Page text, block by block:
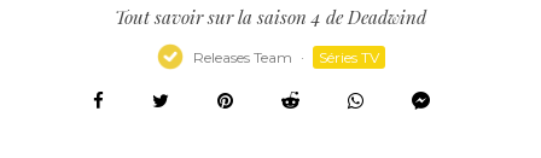
Tout savoir sur la saison 4 de Deadwind
Releases Team · Séries TV